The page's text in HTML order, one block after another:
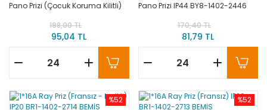
Pano Prizi (Çocuk Koruma Kilitli)
IP44 BY8-1402-2476 BEMİS
198,00 TL
95,04 TL
Pano Prizi IP44 BY8-1402-2446
170,40 TL
81,79 TL
%52 %52